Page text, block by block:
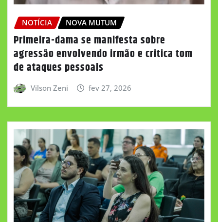
NOTÍCIA NOVA MUTUM
Primeira-dama se manifesta sobre
agressão envolvendo irmão e critica tom
de ataques pessoais
Vilson Zeni fev 27, 2026